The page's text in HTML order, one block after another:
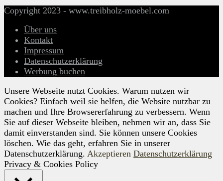
Copyright 2023 - www.treibholz-moebel.com
Über uns
Kontakt
Impressum
Datenschutzerklärung
Werbung buchen
Unsere Webseite nutzt Cookies. Warum nutzen wir
Cookies? Einfach weil sie helfen, die Website nutzbar zu
machen und Ihre Browsererfahrung zu verbessern. Wenn
Sie auf dieser Webseite bleiben, nehmen wir an, dass Sie
damit einverstanden sind. Sie können unsere Cookies
löschen. Wie das geht, erfahren Sie in unserer
Datenschutzerklärung. Akzeptieren Datenschutzerklärung
Privacy & Cookies Policy